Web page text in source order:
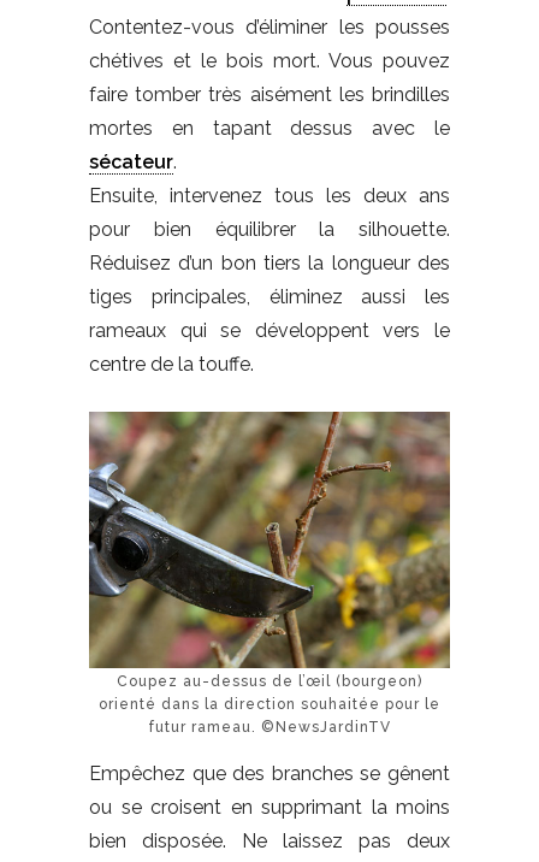
Contentez-vous d’éliminer les pousses
chétives et le bois mort. Vous pouvez
faire tomber très aisément les brindilles
mortes en tapant dessus avec le
sécateur.
Ensuite, intervenez tous les deux ans
pour bien équilibrer la silhouette.
Réduisez d’un bon tiers la longueur des
tiges principales, éliminez aussi les
rameaux qui se développent vers le
centre de la touffe.
Coupez au-dessus de l’œil (bourgeon)
orienté dans la direction souhaitée pour le
futur rameau. ©NewsJardinTV
Empêchez que des branches se gênent
ou se croisent en supprimant la moins
bien disposée. Ne laissez pas deux